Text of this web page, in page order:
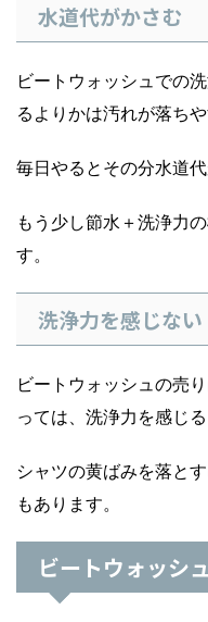
水道代がかさむ
ビートウォッシュでの
るよりかは汚れが落ちや
毎日やるとその分水道
もう少し節水＋洗浄力
す。
洗浄力を感じない
ビートウォッシュの売
っては、洗浄力を感じ
シャツの黄ばみを落と
もあります。
ビートウォッシ